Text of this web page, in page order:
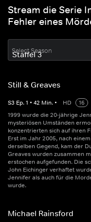
Stream die Serie
Fehler eines
Select Season
Still & Greaves
S3 Ep.1 • 42 Min. • HD
16
1999 wurde die 20-jährige
mysteriösen Umständen
konzentrierten sich auf ihren
Erst im Jahr 2005, nach
derselben Gegend, kam der
Greaves wurden zusammen
erstochen aufgefunden. Die
John Eichinger verhaftet
Jennifer als auch für die
wurde.
Michael Rainsford